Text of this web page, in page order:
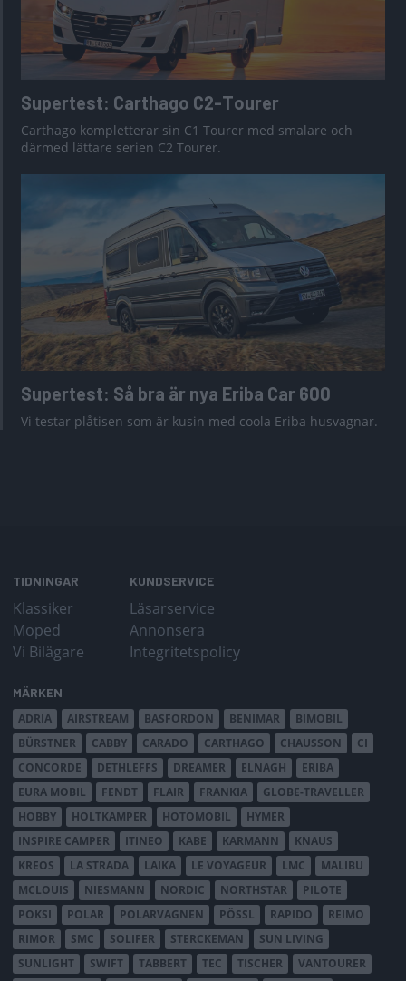
Supertest: Carthago C2-Tourer
Carthago kompletterar sin C1 Tourer med smalare och
därmed lättare serien C2 Tourer.
Supertest: Så bra är nya Eriba Car 600
Vi testar plåtisen som är kusin med coola Eriba husvagnar.
TIDNINGAR
Klassiker
Moped
Vi Bilägare
KUNDSERVICE
Läsarservice
Annonsera
Integritetspolicy
MÄRKEN
ADRIA
AIRSTREAM BASFORDON BENIMAR
BIMOBIL
BÜRSTNER
CABBY CARADO CARTHAGO CHAUSSON
CI
CONCORDE
DETHLEFFS DREAMER ELNAGH
ERIBA
EURA MOBIL
FENDT FLAIR FRANKIA
GLOBE-TRAVELLER
HOBBY
HOLTKAMPER HOTOMOBIL
HYMER
INSPIRE CAMPER
ITINEO KABE KARMANN
KNAUS
KREOS
LA STRADA LAIKA LE VOYAGEUR LMC
MALIBU
MCLOUIS
NIESMANN NORDIC NORTHSTAR
PILOTE
POKSI
POLAR POLARVAGNEN PÖSSL RAPIDO
REIMO
RIMOR
SMC SOLIFER STERCKEMAN
SUN LIVING
SUNLIGHT
SWIFT TABBERT TEC TISCHER
VANTOURER